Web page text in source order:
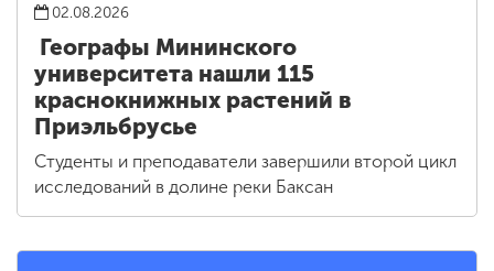
02.08.2026
Географы Мининского
университета нашли 115
краснокнижных растений в
Приэльбрусье
Студенты и преподаватели завершили второй цикл
исследований в долине реки Баксан